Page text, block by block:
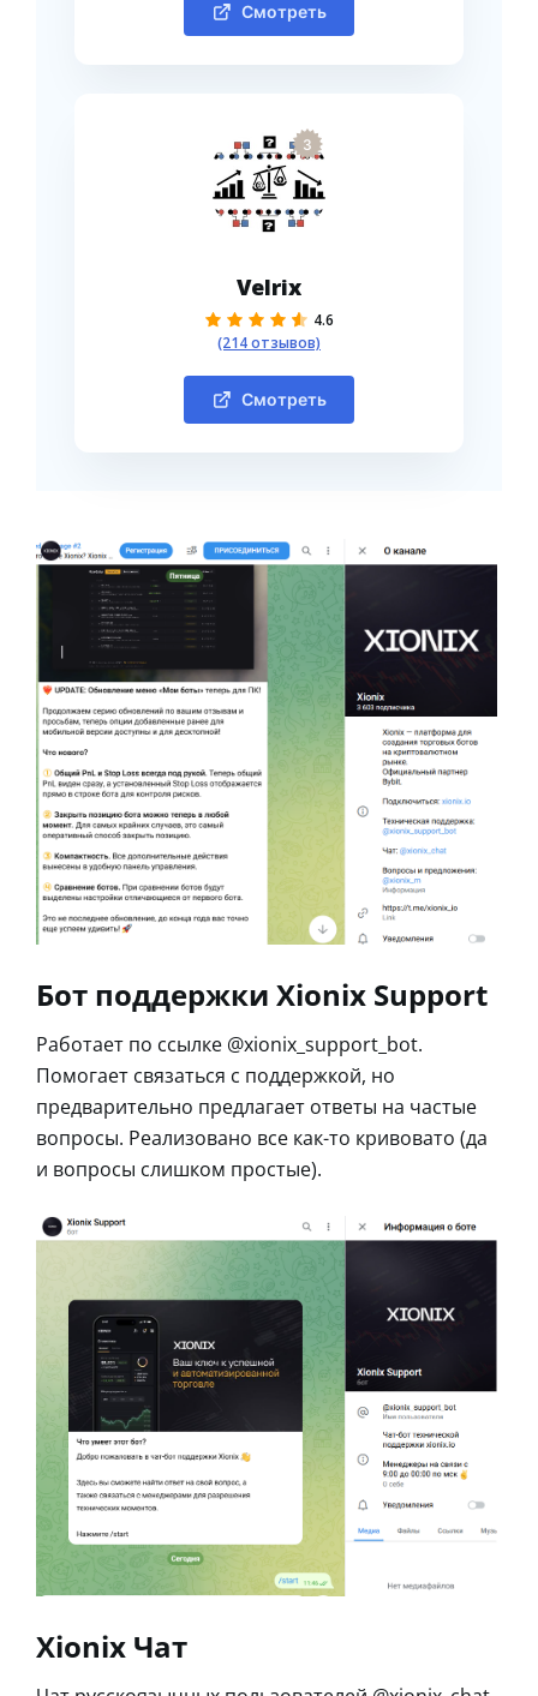
Смотреть
3
Velrix
4.6
(214 отзывов)
Смотреть
Бот поддержки Xionix Support
Работает по ссылке @xionix_support_bot.
Помогает связаться с поддержкой, но
предварительно предлагает ответы на частые
вопросы. Реализовано все как-то кривовато (да
и вопросы слишком простые).
Xionix Чат